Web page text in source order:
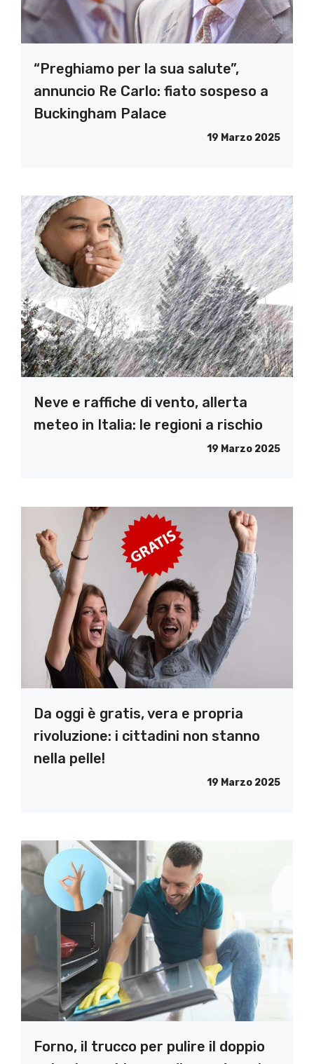
“Preghiamo per la sua salute”,
annuncio Re Carlo: fiato sospeso a
Buckingham Palace
19 Marzo 2025
Neve e raffiche di vento, allerta
meteo in Italia: le regioni a rischio
19 Marzo 2025
Da oggi è gratis, vera e propria
rivoluzione: i cittadini non stanno
nella pelle!
19 Marzo 2025
Forno, il trucco per pulire il doppio